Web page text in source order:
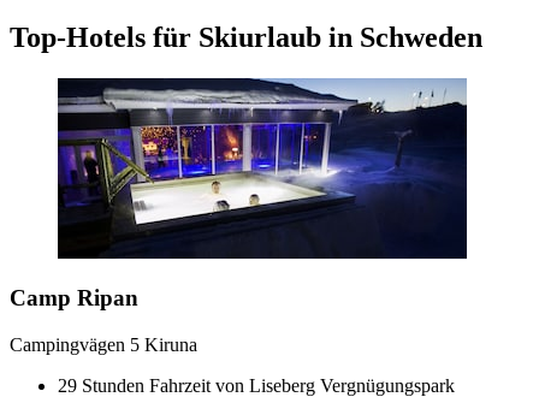
Top-Hotels für Skiurlaub in Schweden
Camp Ripan
Campingvägen 5 Kiruna
29 Stunden Fahrzeit von Liseberg Vergnügungspark